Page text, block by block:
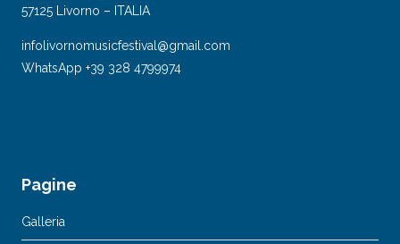
57125 Livorno – ITALIA
infolivornomusicfestival@gmail.com
WhatsApp +39 328 4799974
Pagine
Galleria